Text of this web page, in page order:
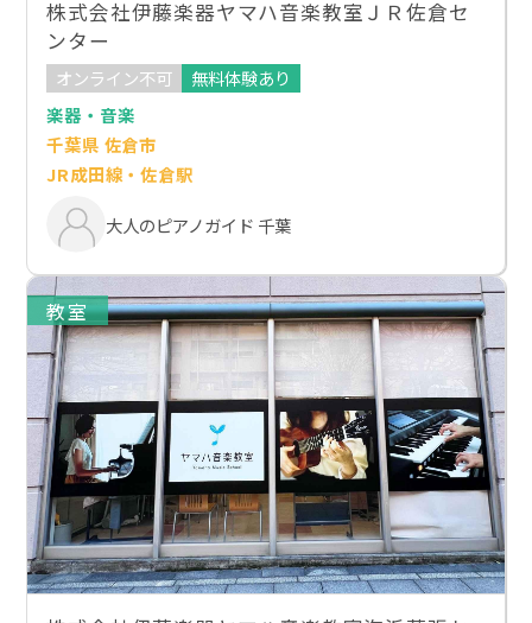
株式会社伊藤楽器ヤマハ音楽教室ＪＲ佐倉セ
ンター
オンライン不可
無料体験あり
楽器・音楽
千葉県 佐倉市
JR成田線・佐倉駅
大人のピアノガイド 千葉
教室